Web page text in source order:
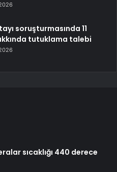
soruşturmasında 11
tutuklama talebi
sıcaklığı 440 derece